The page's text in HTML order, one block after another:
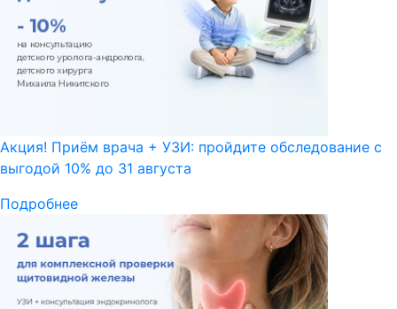
Акция! Приём врача + УЗИ: пройдите обследование с
выгодой 10% до 31 августа
Подробнее